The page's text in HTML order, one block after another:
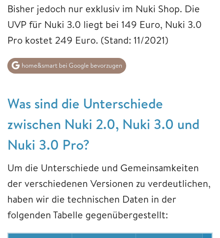
Bisher jedoch nur exklusiv im Nuki Shop. Die
UVP für Nuki 3.0 liegt bei 149 Euro, Nuki 3.0
Pro kostet 249 Euro. (Stand: 11/2021)
home&smart bei Google bevorzugen
Was sind die Unterschiede
zwischen Nuki 2.0, Nuki 3.0 und
Nuki 3.0 Pro?
Um die Unterschiede und Gemeinsamkeiten
der verschiedenen Versionen zu verdeutlichen,
haben wir die technischen Daten in der
folgenden Tabelle gegenübergestellt: